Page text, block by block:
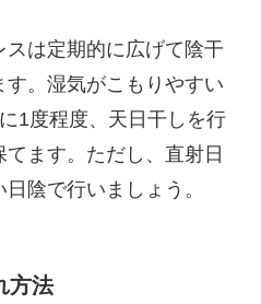
は定期的に広げて陰干
す。湿気がこもりやすい
1度程度、天日干しを行
ます。ただし、直射日
陰で行いましょう。
方法